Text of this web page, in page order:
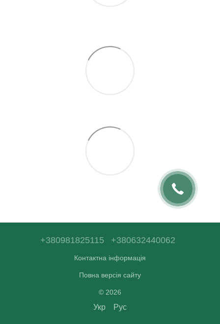
+380981825115 +380632440062
Контактна інформація
Повна версія сайту
© 2026
Укр Рус